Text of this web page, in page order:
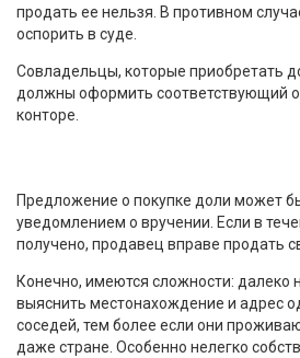
продать ее нельзя. В противном
оспорить в суде.
Совладельцы, которые приобретать
должны оформить соответствующий
конторе.
Предложение о покупке доли может
уведомлением о вручении. Если в
получено, продавец вправе продать
Конечно, имеются сложности: далеко
выяснить местонахождение и адрес
соседей, тем более если они
даже стране. Особенно нелегко